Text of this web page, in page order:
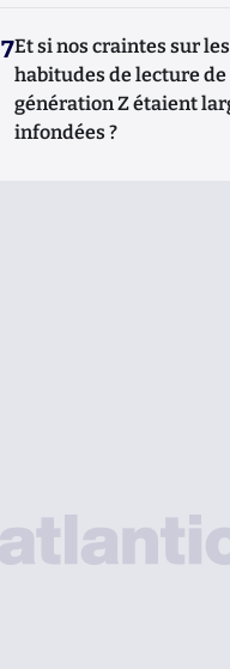
7Et si nos craintes sur les
habitudes de lecture de
génération Z étaient
infondées ?